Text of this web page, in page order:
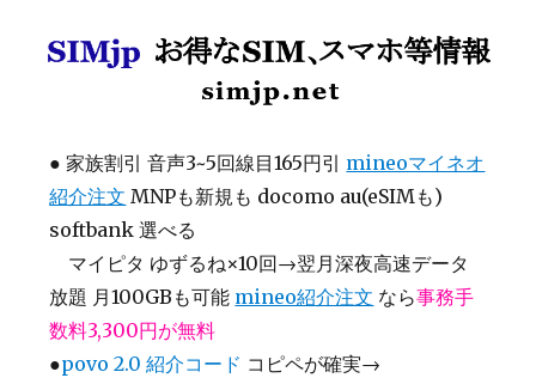
● 家族割引 音声3~5回線目165円引 mineoマイネオ
紹介注文 MNPも新規も docomo au(eSIMも)
softbank 選べる
マイピタ ゆずるね×10回→翌月深夜高速データ
放題 月100GBも可能 mineo紹介注文 なら事務手
数料3,300円が無料
●povo 2.0 紹介コード コピペが確実→